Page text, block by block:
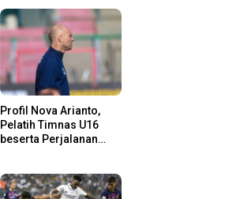
Profil Nova Arianto,
Pelatih Timnas U16
beserta Perjalanan